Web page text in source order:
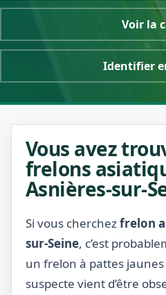
Voir la
Identifier
Vous avez
frelons
Asnières-sur-
Si vous cherchezfrelon
sur-Seine, c’est
un frelon à pattes
suspecte vient d’être